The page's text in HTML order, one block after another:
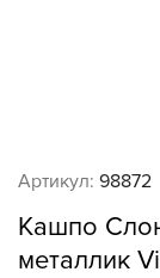
Артикул: 98872
Кашпо
металлик